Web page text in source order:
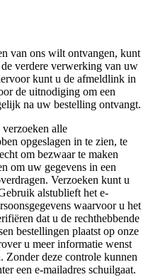
van ons wilt ontvangen, kunt
verdere verwerking van uw
kunt u de afmeldlink in
de uitnodiging om een
na uw bestelling ontvangt.
alle
opgeslagen in te zien, te
om bezwaar te maken
om uw gegevens in een
Verzoeken kunt u
alstublieft het e-
waarvoor u het
dat u de rechthebbende
bestellingen plaatst op onze
u meer informatie wenst
Zonder deze controle kunnen
een e-mailadres schuilgaat.